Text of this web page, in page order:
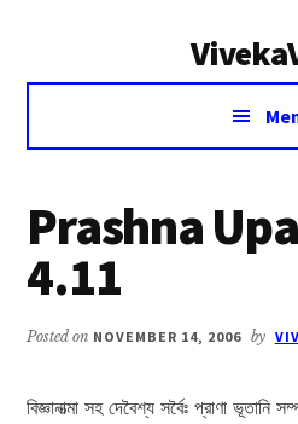
Voice
Vivekananda
Prashna
4.11
Posted on NOVEMBER 14, 2006 by
বিজ্ঞানাত্মা সহ দেবৈশ্য সর্বৈঃ প্রাণা ভূতানি